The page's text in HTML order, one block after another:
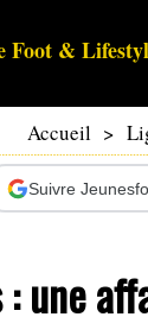
Foot &
Accueil >
Suivre
: une